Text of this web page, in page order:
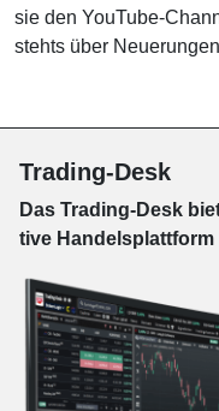
sie den YouTube-
stehts über
Trading-Desk
Das Trading-Desk
tive Han­dels­platt­form